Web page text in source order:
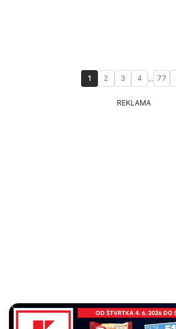
1 2 3 4 ... 77
REKLAMA